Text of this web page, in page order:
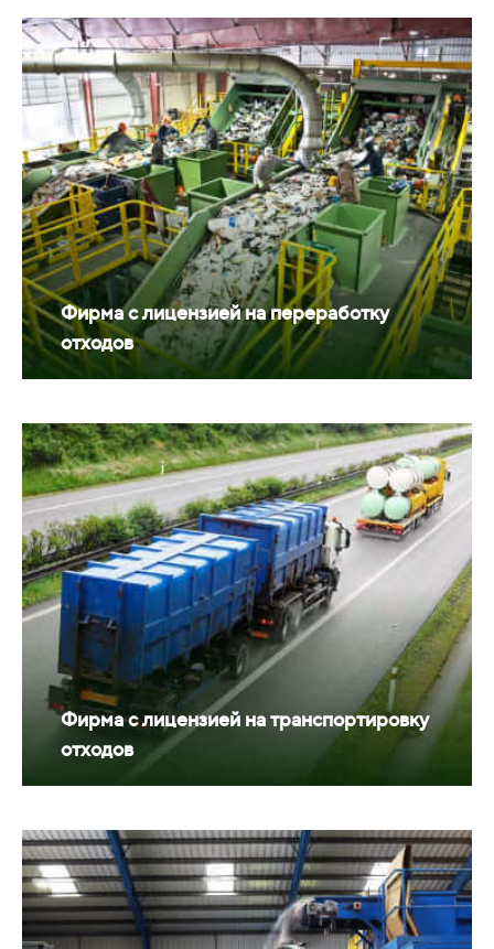
Фирма с лицензией на переработку
отходов
Фирма с лицензией на транспортировку
отходов